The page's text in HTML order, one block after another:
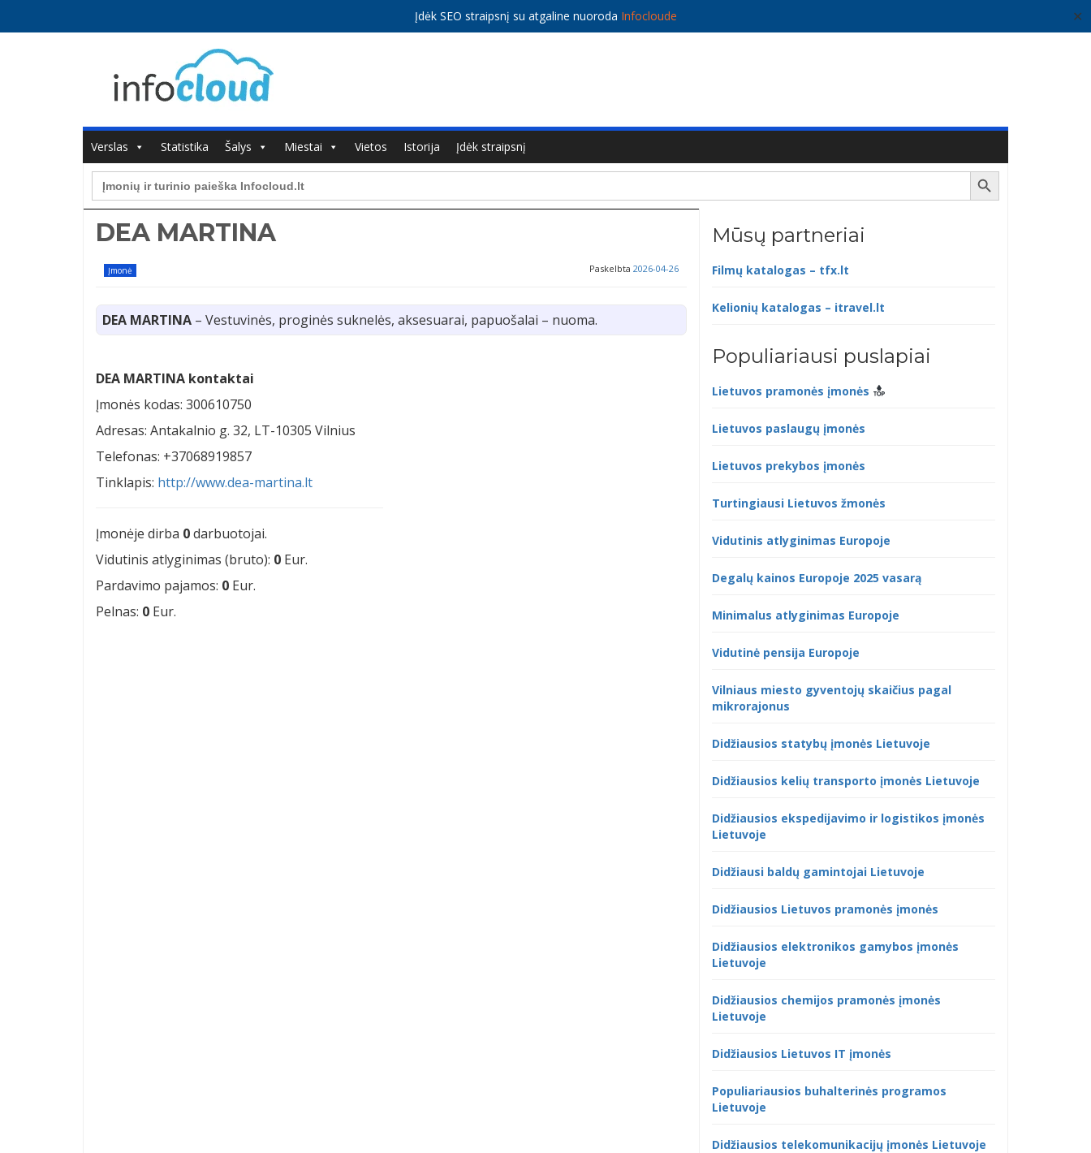
Įdėk SEO straipsnį su atgaline nuoroda Infocloude ✕
Verslas Statistika Šalys Miestai Vietos Istorija
Įdėk straipsnį
Search
for:
Search Button
DEA MARTINA
Įmonė Paskelbta 2026-04-26
DEA MARTINA – Vestuvinės, proginės suknelės, aksesuarai, papuošalai – nuoma.
DEA MARTINA kontaktai
Įmonės kodas: 300610750
Adresas: Antakalnio g. 32, LT-10305 Vilnius
Telefonas: +37068919857
Tinklapis: http://www.dea-martina.lt
Įmonėje dirba 0darbuotojai.
Vidutinis atlyginimas (bruto): 0 Eur.
Pardavimo pajamos: 0 Eur.
Pelnas: 0 Eur.
Mūsų partneriai
Filmų katalogas – tfx.lt
Kelionių katalogas – itravel.lt
Populiariausi puslapiai
Lietuvos pramonės įmonės
Lietuvos paslaugų įmonės
Lietuvos prekybos įmonės
Turtingiausi Lietuvos žmonės
Vidutinis atlyginimas Europoje
Degalų kainos Europoje 2025 vasarą
Minimalus atlyginimas Europoje
Vidutinė pensija Europoje
Vilniaus miesto gyventojų skaičius pagal
mikrorajonus
Didžiausios statybų įmonės Lietuvoje
Didžiausios kelių transporto įmonės Lietuvoje
Didžiausios ekspedijavimo ir logistikos įmonės
Lietuvoje
Didžiausi baldų gamintojai Lietuvoje
Didžiausios Lietuvos pramonės įmonės
Didžiausios elektronikos gamybos įmonės
Lietuvoje
Didžiausios chemijos pramonės įmonės
Lietuvoje
Didžiausios Lietuvos IT įmonės
Populiariausios buhalterinės programos
Lietuvoje
Didžiausios telekomunikacijų įmonės Lietuvoje